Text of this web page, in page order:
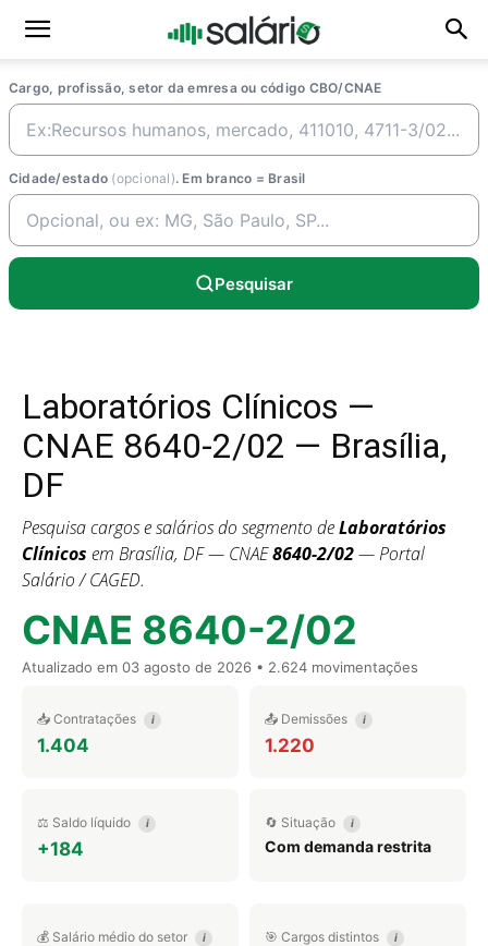
Cargo, profissão, setor da emresa ou código CBO/CNAE
Cidade/estado (opcional). Em branco = Brasil
Pesquisar
Laboratórios Clínicos —
CNAE 8640-2/02 — Brasília,
DF
Pesquisa cargos e salários do segmento deLaboratórios
Clínicos em Brasília, DF — CNAE8640-2/02— Portal
Salário / CAGED.
CNAE 8640-2/02
Atualizado em 03 agosto de 2026 • 2.624 movimentações
📥 Contratações i
1.404
📤 Demissões i
1.220
⚖️ Saldo líquido i
+184
🔄 Situação i
Com demanda restrita
💰 Salário médio do setor i 🎯 Cargos distintos i